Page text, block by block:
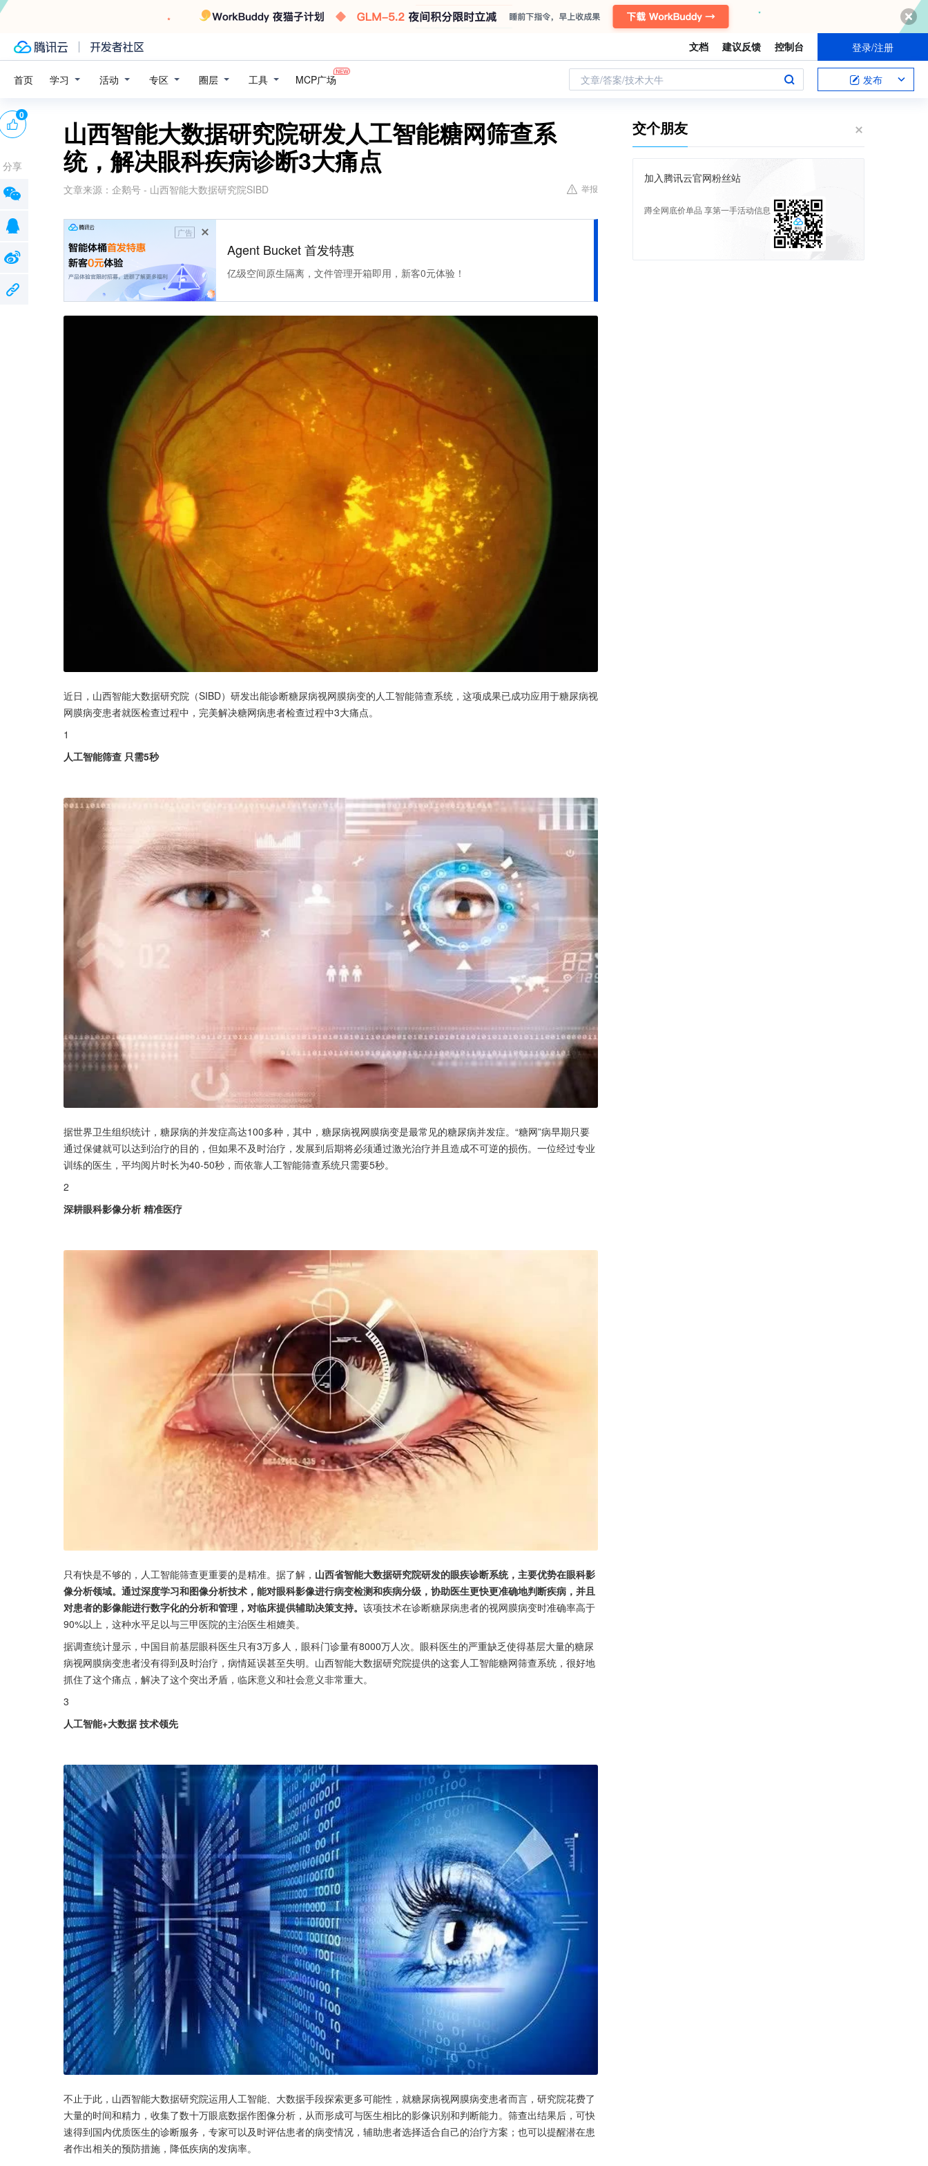
文档 建议反馈 控制台 登录/注册
首页 学习 活动 专区 圈层 工具 MCP广场 文章/答案/技术大牛 发布
山西智能大数据研究院研发人工智能糖网筛查系
统，解决眼科疾病诊断3大痛点
文章来源： 企鹅号 - 山西智能大数据研究院SIBD 举报
广告
Agent Bucket 首发特惠
亿级空间原生隔离，文件管理开箱即用，新客0元体验！
近日，山西智能大数据研究院（SIBD）研发出能诊断糖尿病视网膜病变的人工智能筛查系统，这项成果已成功应用于糖尿病视
网膜病变患者就医检查过程中，完美解决糖网病患者检查过程中3大痛点。
1
人工智能筛查 只需5秒
据世界卫生组织统计，糖尿病的并发症高达100多种，其中，糖尿病视网膜病变是最常见的糖尿病并发症。“糖网”病早期只要
通过保健就可以达到治疗的目的，但如果不及时治疗，发展到后期将必须通过激光治疗并且造成不可逆的损伤。一位经过专业
训练的医生，平均阅片时长为40-50秒，而依靠人工智能筛查系统只需要5秒。
2
深耕眼科影像分析 精准医疗
只有快是不够的，人工智能筛查更重要的是精准。据了解， 山西省智能大数据研究院研发的眼疾诊断系统，主要优势在眼科影
像分析领域。通过深度学习和图像分析技术，能对眼科影像进行病变检测和疾病分级，协助医生更快更准确地判断疾病，并且
对患者的影像能进行数字化的分析和管理，对临床提供辅助决策支持。 该项技术在诊断糖尿病患者的视网膜病变时准确率高于
90%以上，这种水平足以与三甲医院的主治医生相媲美。
据调查统计显示，中国目前基层眼科医生只有3万多人，眼科门诊量有8000万人次。眼科医生的严重缺乏使得基层大量的糖尿
病视网膜病变患者没有得到及时治疗，病情延误甚至失明。山西智能大数据研究院提供的这套人工智能糖网筛查系统，很好地
抓住了这个痛点，解决了这个突出矛盾，临床意义和社会意义非常重大。
3
人工智能+大数据 技术领先
不止于此，山西智能大数据研究院运用人工智能、大数据手段探索更多可能性，就糖尿病视网膜病变患者而言，研究院花费了
大量的时间和精力，收集了数十万眼底数据作图像分析，从而形成可与医生相比的影像识别和判断能力。筛查出结果后，可快
速得到国内优质医生的诊断服务，专家可以及时评估患者的病变情况，辅助患者选择适合自己的治疗方案；也可以提醒潜在患
者作出相关的预防措施，降低疾病的发病率。
0
分享
交个朋友
加入腾讯云官网粉丝站
蹲全网底价单品 享第一手活动信息